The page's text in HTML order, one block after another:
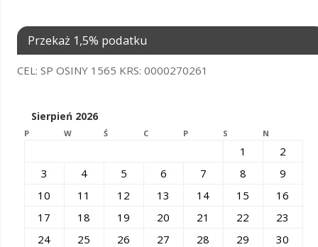
Przekaż 1,5% podatku
CEL: SP OSINY 1565 KRS: 0000270261
Sierpień 2026
P W Ś C P S N
1
2
3
4 5 6 7 8
9
10
11 12 13 14 15
16
17
18 19 20 21 22
23
24
25 26 27 28 29
30